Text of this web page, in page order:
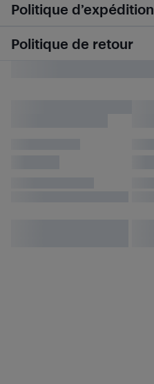
Politique d’expédition
Politique de retour